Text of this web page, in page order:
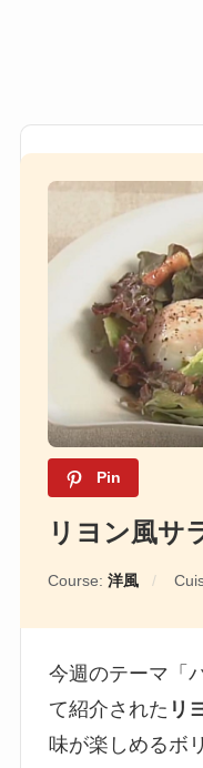
Pin
リヨン風サ
Course: 洋風
今週のテーマ「
て紹介された リ
味が楽しめるボ